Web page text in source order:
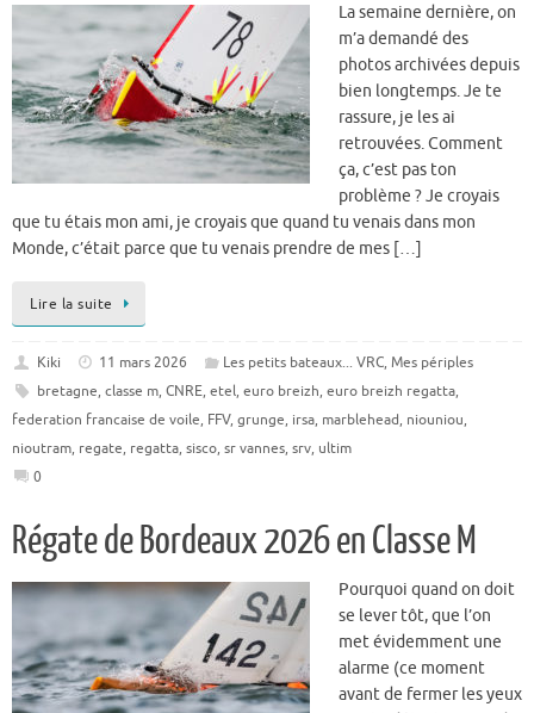
La semaine dernière, on
m’a demandé des
photos archivées depuis
bien longtemps. Je te
rassure, je les ai
retrouvées. Comment
ça, c’est pas ton
problème ? Je croyais
que tu étais mon ami, je croyais que quand tu venais dans mon
Monde, c’était parce que tu venais prendre de mes […]
Lire la suite
Kiki 11 mars 2026 Les petits bateaux... VRC, Mes périples
bretagne, classe m, CNRE, etel, euro breizh, euro breizh regatta,
federation francaise de voile, FFV, grunge, irsa, marblehead, niouniou,
nioutram, regate, regatta, sisco, sr vannes, srv, ultim
0
Régate de Bordeaux 2026 en Classe M
Pourquoi quand on doit
se lever tôt, que l’on
met évidemment une
alarme (ce moment
avant de fermer les yeux